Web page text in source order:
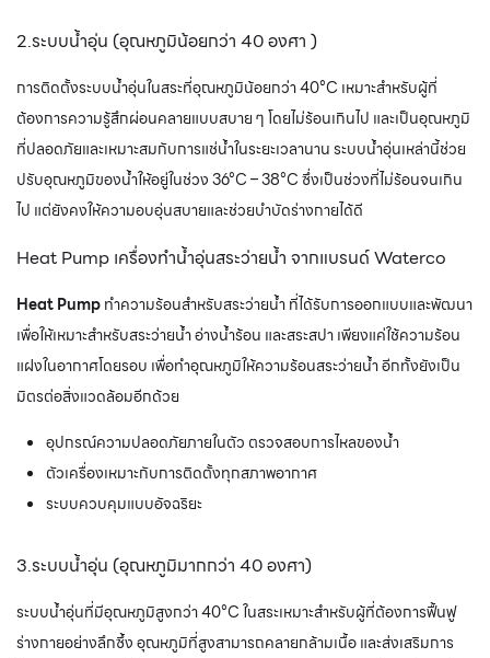
2.ระบบน้ำอุ่น (อุณหภูมิน้อยกว่า 40 องศา )
การติดตั้งระบบน้ำอุ่นในสระที่อุณหภูมิน้อยกว่า 40°C เหมาะสำหรับผู้ที่
ต้องการความรู้สึกผ่อนคลายแบบสบาย ๆ โดยไม่ร้อนเกินไป และเป็นอุณหภูมิ
ที่ปลอดภัยและเหมาะสมกับการแช่น้ำในระยะเวลานาน ระบบน้ำอุ่นเหล่านี้ช่วย
ปรับอุณหภูมิของน้ำให้อยู่ในช่วง 36°C – 38°C ซึ่งเป็นช่วงที่ไม่ร้อนจนเกิน
ไป แต่ยังคงให้ความอบอุ่นสบายและช่วยบำบัดร่างกายได้ดี
Heat Pump เครื่องทำน้ำอุ่นสระว่ายน้ำ จากแบรนด์ Waterco
Heat Pumpทำความร้อนสำหรับสระว่ายน้ำ ที่ได้รับการออกแบบและพัฒนา
เพื่อให้เหมาะสำหรับสระว่ายน้ำ อ่างน้ำร้อน และสระสปา เพียงแค่ใช้ความร้อน
แฝงในอากาศโดยรอบ เพื่อทำอุณหภูมิให้ความร้อนสระว่ายน้ำ อีกทั้งยังเป็น
มิตรต่อสิ่งแวดล้อมอีกด้วย
อุปกรณ์ความปลอดภัยภายในตัว ตรวจสอบการไหลของน้ำ
ตัวเครื่องเหมาะกับการติดตั้งทุกสภาพอากาศ
ระบบควบคุมแบบอัจฉริยะ
3.ระบบน้ำอุ่น (อุณหภูมิมากกว่า 40 องศา)
ระบบน้ำอุ่นที่มีอุณหภูมิสูงกว่า 40°C ในสระเหมาะสำหรับผู้ที่ต้องการฟื้นฟู
ร่างกายอย่างลึกซึ้ง อุณหภูมิที่สูงสามารถคลายกล้ามเนื้อ และส่งเสริมการ